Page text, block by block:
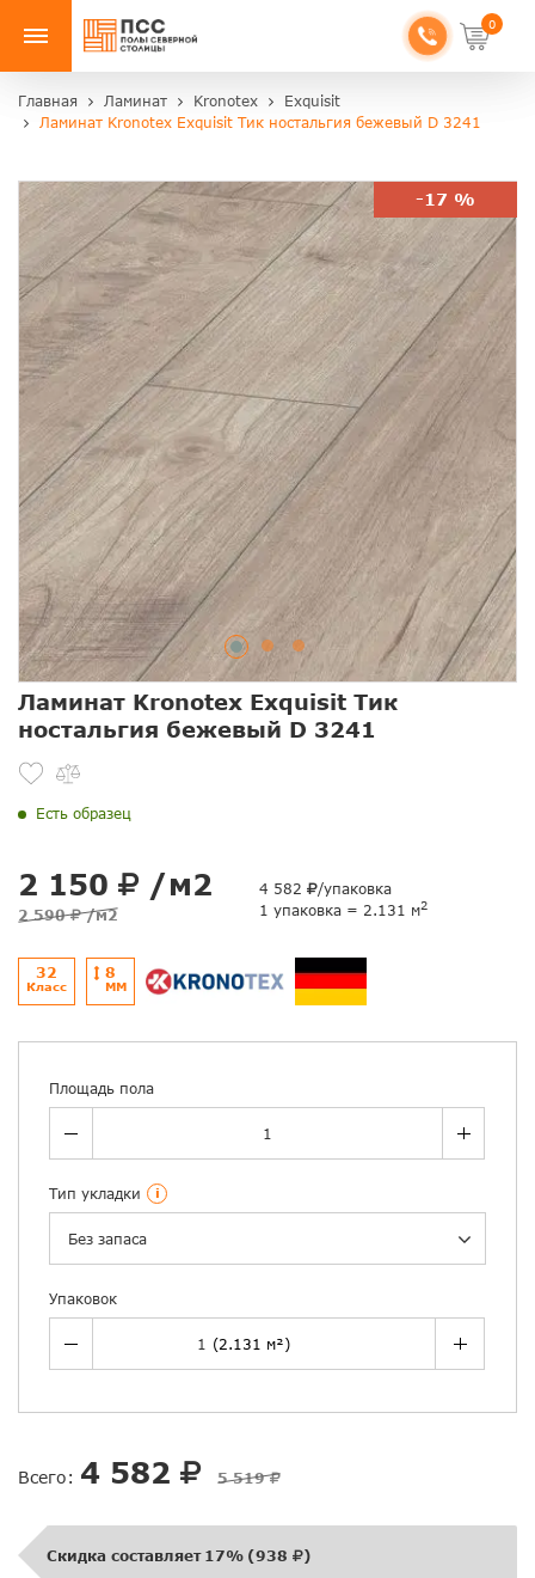
0
Главная Ламинат Kronotex
Exquisit
Ламинат Kronotex Exquisit Тик ностальгия бежевый D 3241
-17 %
Ламинат Kronotex Exquisit Тик
ностальгия бежевый D 3241
Есть образец
2 150 /м2
2 590 /м2
4 582
/упаковка
1 упаковка = 2.131 м2
32
Класс
8
ММ
Площадь пола
Тип укладки i
Без запаса
Упаковок
Всего: 4 582 5 519
Скидка составляет 17% (938 )